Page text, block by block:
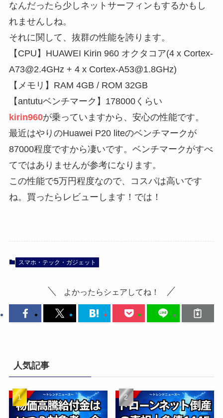
なんだったら少しネットサーフィンもするかもし
れませんしね。
それに関して、抜群の性能を誇ります。
【CPU】HUAWEI Kirin 960 オクタコア(4 x Cortex-
A73@2.4GHz + 4 x Cortex-A53@1.8GHz)
【メモリ】RAM 4GB / ROM 32GB
【antutuベンチマーク】178000くらい
kirin960が乗っていますから、安心の性能です。
最近はやりのHuawei P20 liteのベンチマークが
87000程度ですから凄いです。ベンチマークがすべ
てではありませんが参考になります。
この性能で5万円程度なので、コスパは高いです
ね。買ったらレビューします！では！
スマホ・テック・ガジェット
よかったらシェアしてね！
人気記事